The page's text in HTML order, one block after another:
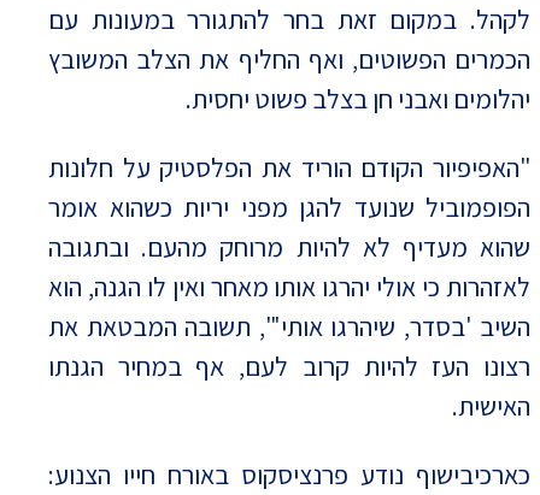
לקהל. במקום זאת בחר להתגורר במעונות עם
הכמרים הפשוטים, ואף החליף את הצלב המשובץ
יהלומים ואבני חן בצלב פשוט יחסית.
"האפיפיור הקודם הוריד את הפלסטיק על חלונות
הפופמוביל שנועד להגן מפני יריות כשהוא אומר
שהוא מעדיף לא להיות מרוחק מהעם. ובתגובה
לאזהרות כי אולי יהרגו אותו מאחר ואין לו הגנה, הוא
השיב 'בסדר, שיהרגו אותי'", תשובה המבטאת את
רצונו העז להיות קרוב לעם, אף במחיר הגנתו
האישית.
כארכיבישוף נודע פרנציסקוס באורח חייו הצנוע: